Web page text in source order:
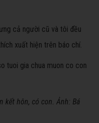
cả người cũ và tôi đều
xuất hiện trên báo chí.
kết hôn, có con. Ảnh: Bá